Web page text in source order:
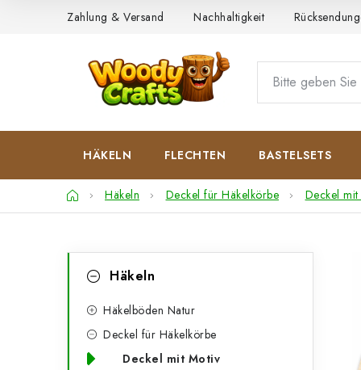
Zahlung & Versand Nachhaltigkeit
HÄKELN FLECHTEN BASTELSETS
StartseiteHäkeln Deckel für Häkelkörbe Deckel
überspringen
Häkeln
Häkelböden Natur
Deckel für Häkelkörbe
Deckel mit Motiv